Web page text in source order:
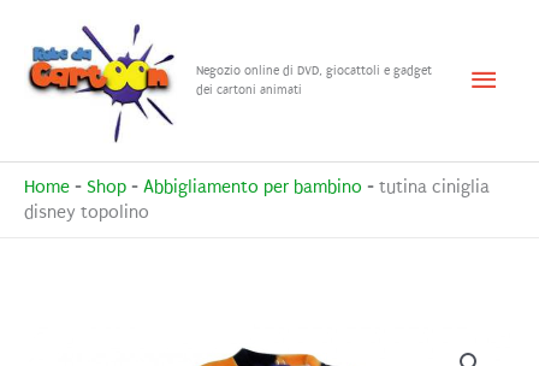
contenuto
Negozio online di DVD, giocattoli e gadget
dei cartoni animati
Menu
Home - Shop - Abbigliamento per bambino - tutina ciniglia
disney topolino